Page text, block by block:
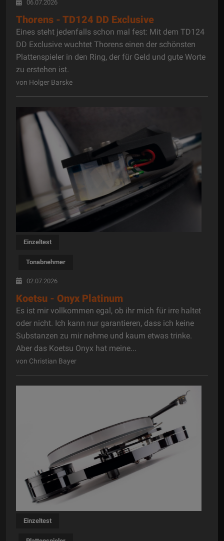
06.07.2026
Thorens - TD124 DD Exclusive
Eines steht jedenfalls schon mal fest: Mit dem TD124
DD Exclusive wuchtet Thorens einen der schönsten
Plattenspieler in den Ring, der für Geld und gute Worte
zu erstehen ist.
von Holger Barske
Einzeltest
Tonabnehmer
02.07.2026
Koetsu - Onyx Platinum
Es ist mir vollkommen egal, ob ihr mich für irre haltet
oder nicht. Ich kann nur garantieren, dass ich keine
Substanzen zu mir nehme und kaum etwas trinke.
Aber das Koetsu Onyx hat meine...
von Christian Bayer
Einzeltest